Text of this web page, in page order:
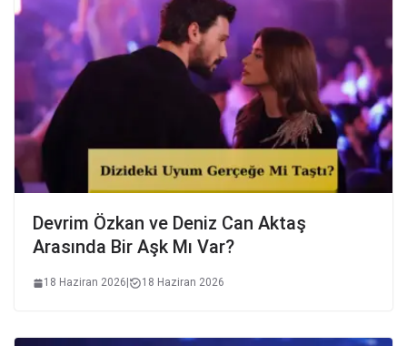
Devrim Özkan ve Deniz Can Aktaş
Arasında Bir Aşk Mı Var?
18 Haziran 2026 18 Haziran 2026